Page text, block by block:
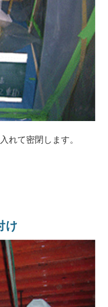
れて密閉します。
け